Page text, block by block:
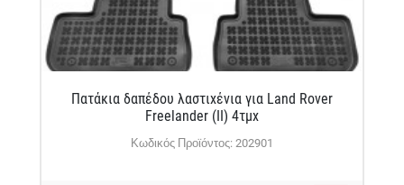
Πατάκια δαπέδου λαστιχένια για Land Rover
Freelander (II) 4τμχ
Κωδικός Προϊόντος: 202901